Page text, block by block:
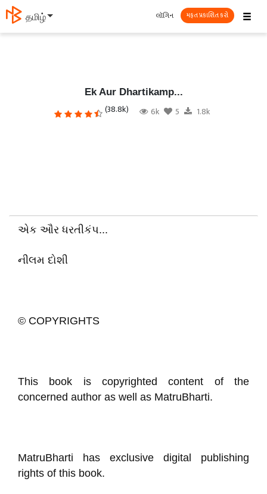
தமிழ் ☰
લૉગિન મફત પ્રકાશિત કરો
Ek Aur Dhartikamp...
(38.8k) 6k 5 1.8k
એક ઔર ધરતીકંપ...
નીલમ દોશી
© COPYRIGHTS
This book is copyrighted content of the
concerned author as well as MatruBharti.
MatruBharti has exclusive digital publishing
rights of this book.